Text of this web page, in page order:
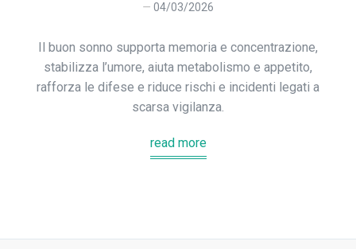
04/03/2026
Il buon sonno supporta memoria e concentrazione,
stabilizza l’umore, aiuta metabolismo e appetito,
rafforza le difese e riduce rischi e incidenti legati a
scarsa vigilanza.
read more